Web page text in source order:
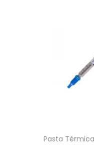
Pasta Térmica